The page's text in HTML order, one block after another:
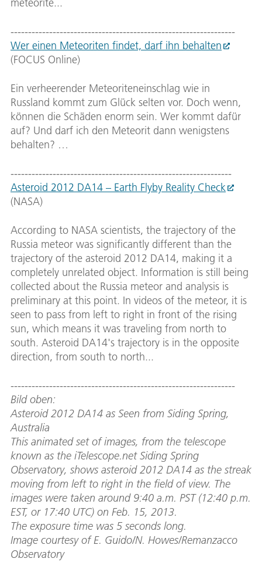
meteorite...
----------------------------------------------------------------
Wer einen Meteoriten findet, darf ihn behalten
(FOCUS Online)
Ein verheerender Meteoriteneinschlag wie in
Russland kommt zum Glück selten vor. Doch wenn,
können die Schäden enorm sein. Wer kommt dafür
auf? Und darf ich den Meteorit dann wenigstens
behalten? …
---------------------------------------------------------------
Asteroid 2012 DA14 – Earth Flyby Reality Check
(NASA)
According to NASA scientists, the trajectory of the
Russia meteor was significantly different than the
trajectory of the asteroid 2012 DA14, making it a
completely unrelated object. Information is still being
collected about the Russia meteor and analysis is
preliminary at this point. In videos of the meteor, it is
seen to pass from left to right in front of the rising
sun, which means it was traveling from north to
south. Asteroid DA14's trajectory is in the opposite
direction, from south to north...
----------------------------------------------------------------
Bild oben:
Asteroid 2012 DA14 as Seen from Siding Spring,
Australia
This animated set of images, from the telescope
known as the iTelescope.net Siding Spring
Observatory, shows asteroid 2012 DA14 as the streak
moving from left to right in the field of view. The
images were taken around 9:40 a.m. PST (12:40 p.m.
EST, or 17:40 UTC) on Feb. 15, 2013.
The exposure time was 5 seconds long.
Image courtesy of E. Guido/N. Howes/Remanzacco
Observatory